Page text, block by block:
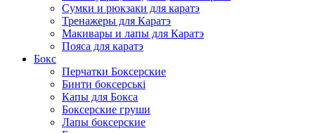
Сумки и рюкзаки для каратэ
Тренажеры для Каратэ
Макивары и лапы для Каратэ
Пояса для каратэ
Бокс
Перчатки Боксерские
Бинти боксерські
Капы для Бокса
Боксерские груши
Лапы боксерские